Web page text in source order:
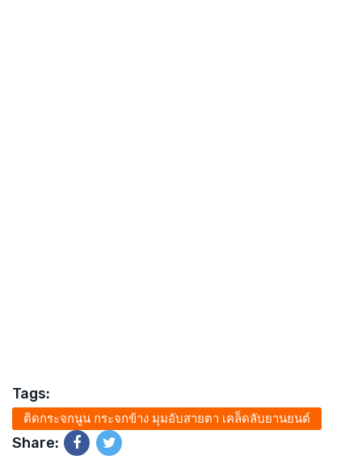
Tags:
ติดกระจกนูน กระจกข้าง มุมอับสายตา เคล็ดลับยานยนต์
Share: